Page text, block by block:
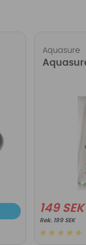
Aquasure
149 SEK
199 SEK